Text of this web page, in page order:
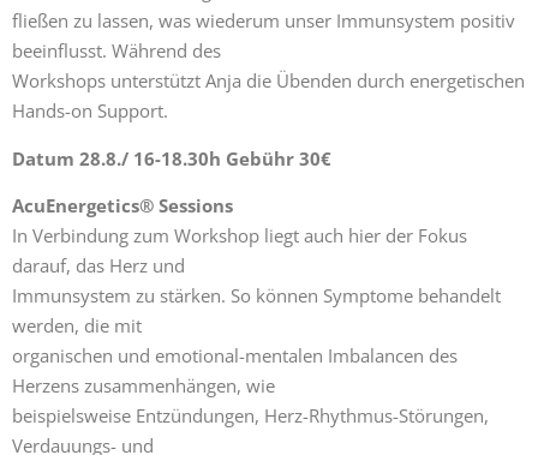
fließen zu lassen, was wiederum unser Immunsystem positiv
beeinflusst. Während des
Workshops unterstützt Anja die Übenden durch energetischen
Hands-on Support.
Datum 28.8./ 16-18.30h Gebühr 30€
AcuEnergetics® Sessions
In Verbindung zum Workshop liegt auch hier der Fokus
darauf, das Herz und
Immunsystem zu stärken. So können Symptome behandelt
werden, die mit
organischen und emotional-mentalen Imbalancen des
Herzens zusammenhängen, wie
beispielsweise Entzündungen, Herz-Rhythmus-Störungen,
Verdauungs- und